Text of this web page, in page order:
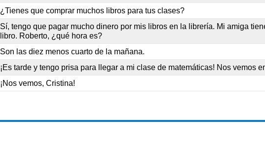
¿Tienes que comprar muchos libros para tus clases?
Sí, tengo que pagar mucho dinero por mis libros en la librería. Mi amiga
libro. Roberto, ¿qué hora es?
Son las diez menos cuarto de la mañana.
¡Es tarde y tengo prisa para llegar a mi clase de matemáticas! Nos vemos
¡Nos vemos, Cristina!